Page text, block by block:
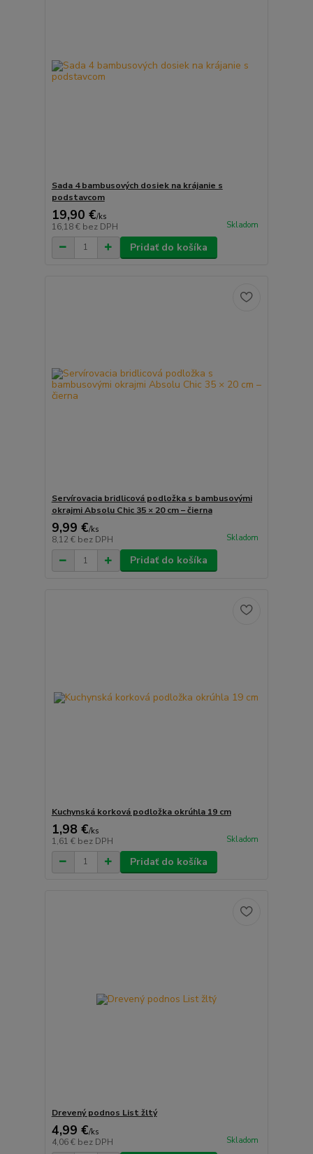
Sada 4 bambusových dosiek na krájanie s
podstavcom
19,90 €/ks
16,18 € bez DPH Skladom
Pridať do košíka
Servírovacia bridlicová podložka s bambusovými
okrajmi Absolu Chic 35 × 20 cm – čierna
9,99 €/ks
8,12 € bez DPH Skladom
Pridať do košíka
Kuchynská korková podložka okrúhla 19 cm
1,98 €/ks
1,61 € bez DPH Skladom
Pridať do košíka
Drevený podnos List žltý
4,99 €/ks
4,06 € bez DPH Skladom